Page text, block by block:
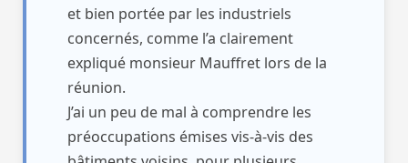
et bien portée par les industriels
concernés, comme l’a clairement
expliqué monsieur Mauffret lors de la
réunion.
J’ai un peu de mal à comprendre les
préoccupations émises vis-à-vis des